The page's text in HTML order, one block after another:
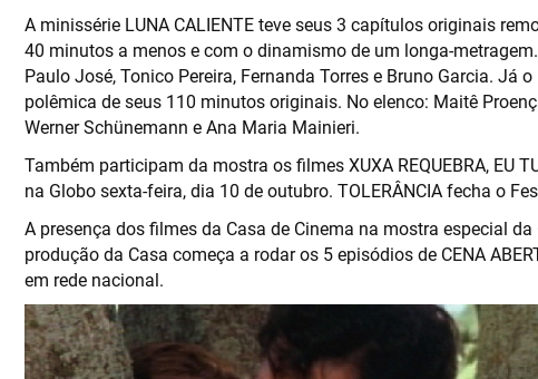
A minissérie LUNA CALIENTE teve seus 3 capítulos originais
40 minutos a menos e com o dinamismo de um longa-
Paulo José, Tonico Pereira, Fernanda Torres e Bruno Garcia. Já
polêmica de seus 110 minutos originais. No elenco: Maitê
Werner Schünemann e Ana Maria Mainieri.
Também participam da mostra os filmes XUXA REQUEBRA, EU
na Globo sexta-feira, dia 10 de outubro. TOLERÂNCIA fecha o
A presença dos filmes da Casa de Cinema na mostra especial
produção da Casa começa a rodar os 5 episódios de CENA
em rede nacional.